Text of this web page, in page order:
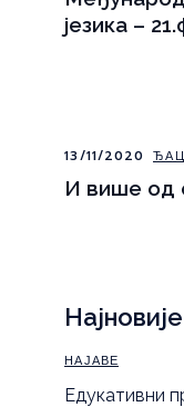
језика –
13/11/2020
И више од
НАЈАВЕ
Eдукативни